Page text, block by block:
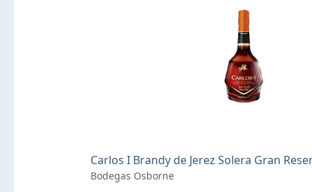
Carlos I Brandy de Jerez Solera Gran
Bodegas Osborne